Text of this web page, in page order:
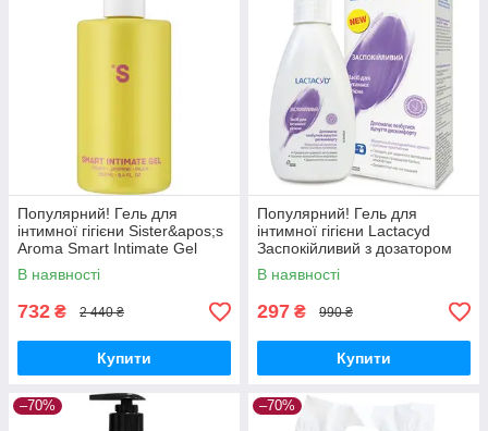
Популярний! Гель для
інтимної гігієни Sister&apos;s
Aroma Smart Intimate Gel
Півонія 250 мл
(4820227782857) - Краща
В наявності
732 ₴ 2 440 ₴
Купити
Популярний! Гель для
інтимної гігієни Lactacyd
Заспокійливий з дозатором
200 мл (5391520943225) -
Краща якість тільки на
В наявності
297 ₴ 990 ₴
Купити
–70% –70%